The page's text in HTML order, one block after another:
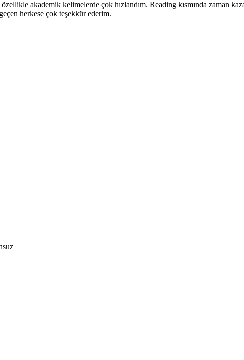
akademik kelimelerde çok hızlandım. Reading kısmında zaman
herkese çok teşekkür ederim.